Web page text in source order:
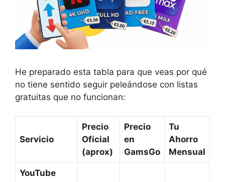
He preparado esta tabla para que veas por qué
no tiene sentido seguir peleándose con listas
gratuitas que no funcionan:
Servicio
Precio
Oficial
(aprox)
Precio
en
GamsGo
Tu
Ahorro
Mensual
YouTube